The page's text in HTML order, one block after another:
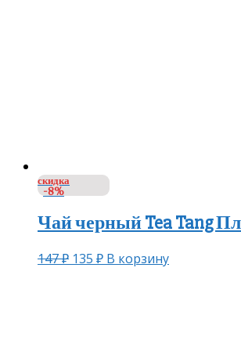
скидка
-8%
Чай черный Tea Tang
147₽ 135 ₽ В корзину